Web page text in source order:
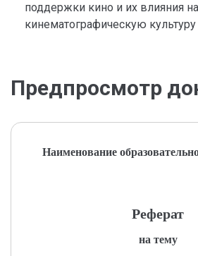
поддержки кино и их влияния на
кинематографическую
Предпросмотр
Наименование
Реферат
на тему